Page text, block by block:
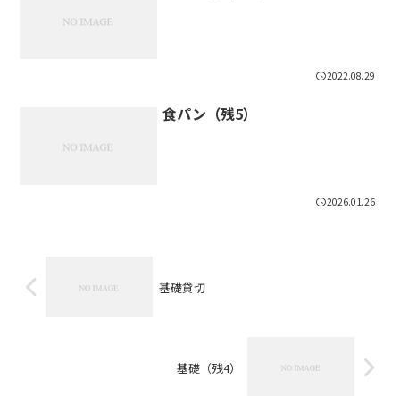
2022.08.29
食パン（残5）
2026.01.26
基礎貸切
基礎（残4）